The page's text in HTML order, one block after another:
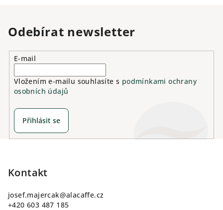
Odebírat newsletter
E-mail
Vložením e-mailu souhlasíte s podmínkami ochrany
osobních údajů
Přihlásit se
Kontakt
josef.majercak@alacaffe.cz
+420 603 487 185